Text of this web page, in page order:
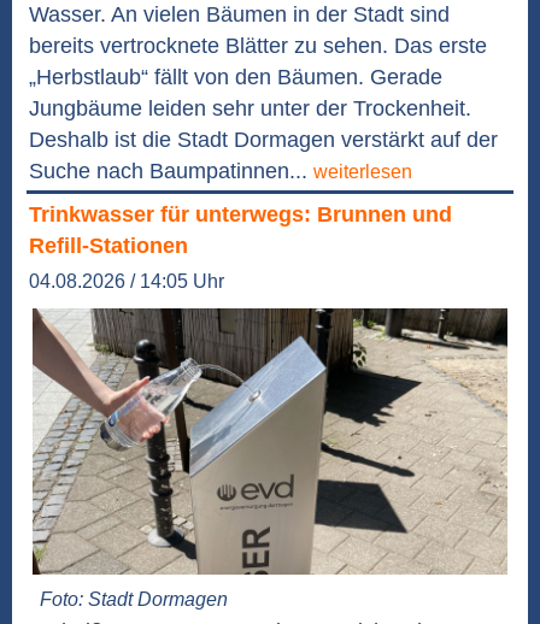
Wasser. An vielen Bäumen in der Stadt sind
bereits vertrocknete Blätter zu sehen. Das erste
„Herbstlaub“ fällt von den Bäumen. Gerade
Jungbäume leiden sehr unter der Trockenheit.
Deshalb ist die Stadt Dormagen verstärkt auf der
Suche nach Baumpatinnen... weiterlesen
Trinkwasser für unterwegs: Brunnen und
Refill-Stationen
04.08.2026 / 14:05 Uhr
Foto: Stadt Dormagen